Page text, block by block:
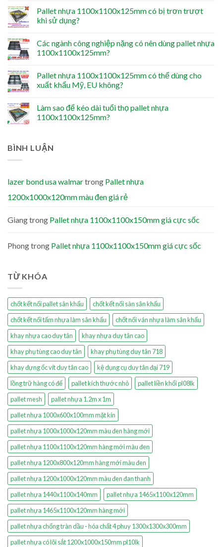
Pallet nhựa 1100x1100x125mm có bị trơn trượt
khi sử dụng?
Các ngành công nghiệp nặng có nên dùng pallet nhựa
1100x1100x125mm?
Pallet nhựa 1100x1100x125mm có thể dùng cho
xuất khẩu Mỹ, EU không?
Làm sao để kéo dài tuổi thọ pallet nhựa
1100x1100x125mm?
BÌNH LUẬN
lazer bond usa walmartrong Pallet nhựa
1200x1000x120mm màu đen giá rẻ
Giangtrong Pallet nhựa 1100x1100x150mm giá cực sốc
Phongtrong Pallet nhựa 1100x1100x150mm giá cực sốc
TỪ KHÓA
chốt kết nối pallet sân khấu
chốt kết nối sàn sân khấu
chốt kết nối tấm nhựa làm sân khấu
chốt nối ván nhựa làm sân khấu
khay nhựa cao duy tân
khay nhựa duy tân cao
khay phụ tùng cao duy tân
khay phụ tùng duy tân 718
khay đựng ốc vít duy tân cao
kệ dụng cụ duy tân đại 719
lồng trữ hàng có đế
pallet kích thước nhỏ
pallet liền khối pl08lk
pallet mesh
pallet nhựa 1.2m x 1m
pallet nhựa 1000x600x100mm mặt kín
pallet nhựa 1000x1000x120mm màu đen hàng mới
pallet nhựa 1100x1100x120mm hàng mới màu đen
pallet nhựa 1200x800x120mm hàng mới màu đen
pallet nhựa 1200x1000x120mm màu đen đan thanh
pallet nhựa 1440x1100x140mm
pallet nhựa 1465x1100x120mm
pallet nhựa 1465x1100x120mm hàng mới
pallet nhựa chống tràn dầu - hóa chất 4 phuy 1300x1300x300mm
pallet nhựa có lõi sắt 1200x1000x150mm pl10lk